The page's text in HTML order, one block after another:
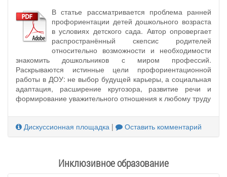
В статье рассматривается проблема ранней
профориентации детей дошкольного возраста
в условиях детского сада. Автор опровергает
распространённый скепсис родителей
относительно возможности и необходимости
знакомить дошкольников с миром профессий.
Раскрываются истинные цели профориентационной
работы в ДОУ: не выбор будущей карьеры, а социальная
адаптация, расширение кругозора, развитие речи и
формирование уважительного отношения к любому труду
Дискуссионная площадка | Оставить комментарий
Инклюзивное образование